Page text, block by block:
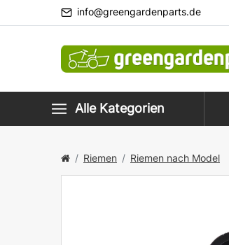
info@greengardenparts.de
Alle Kategorien
Anlasser
Filterung
Riemen Riemen nach Model